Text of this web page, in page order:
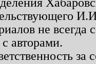
не
авторами.